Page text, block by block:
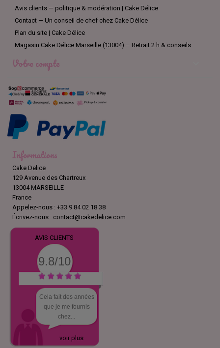
Avis clients — politique & modération | Cake Délice
Contact — Un conseil de chef chez Cake Délice
Plan du site | Cake Délice
Magasin Cake Délice Marseille (13004) – Retrait 2 h & conseils
Votre compte
Informations
Cake Delice
129 Avenue des Chartreux
13004 MARSEILLE
France
Appelez-nous : +33 9 84 02 18 38
Écrivez-nous : contact@cakedelice.com
AVIS CLIENTS
9.8/10
Cela fait des années
que je me fournis
chez...
voir plus